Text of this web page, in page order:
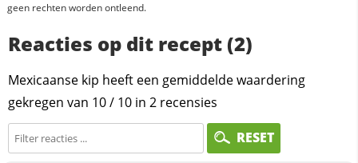
geen rechten worden ontleend.
Reacties op dit recept (2)
Mexicaanse kip heeft een gemiddelde waardering
gekregen van 10/ 10 in 2 recensies
RESET